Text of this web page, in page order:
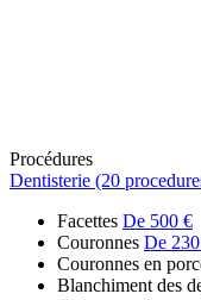
Procédures
Dentisterie (20
Facettes De 500 €
Couronnes De
Couronnes en
Blanchiment des